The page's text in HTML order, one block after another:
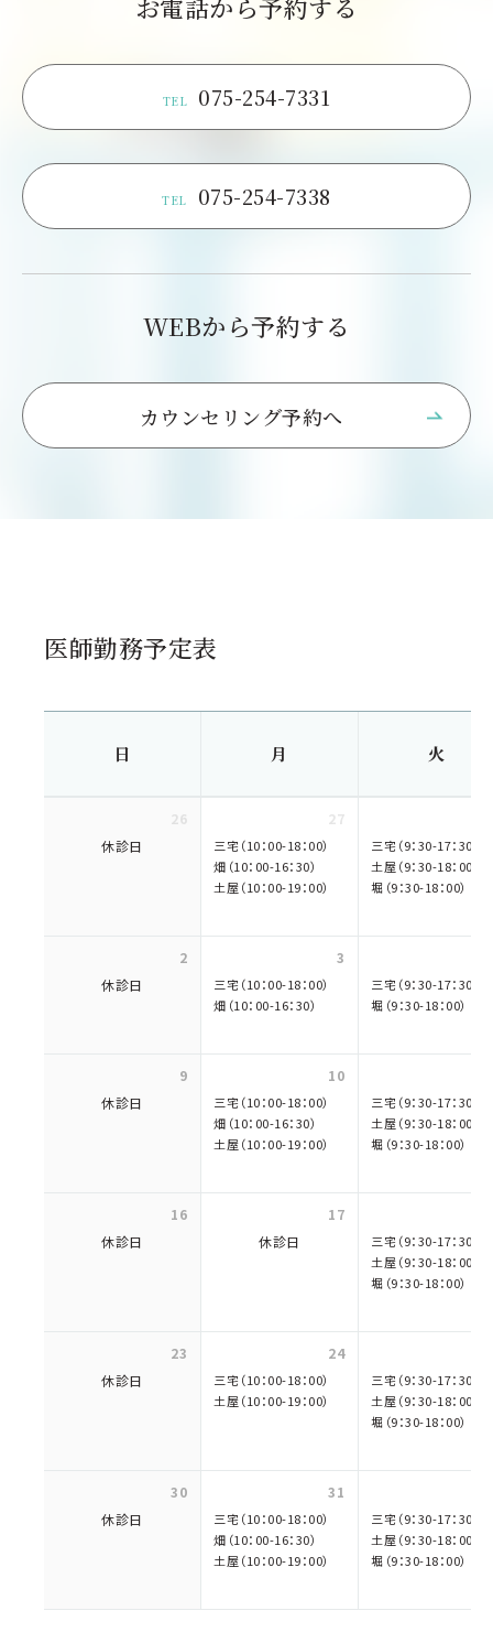
お電話から予約する
TEL 075-254-7331
TEL 075-254-7338
WEBから予約する
カウンセリング予約へ
医師勤務予定表
日 月 火
26
休診日
27
三宅（10：00-18：00）
畑（10：00-16：30）
土屋（10：00-19：00）
三宅（9：30-17：30）
土屋（9：30-18：00）
堀（9：30-18：00）
2
休診日
3
三宅（10：00-18：00）
畑（10：00-16：30）
三宅（9：30-17：30）
堀（9：30-18：00）
9
休診日
10
三宅（10：00-18：00）
畑（10：00-16：30）
土屋（10：00-19：00）
三宅（9：30-17：30）
土屋（9：30-18：00）
堀（9：30-18：00）
16
休診日
17
休診日
三宅（9：30-17：30）
土屋（9：30-18：00）
堀（9：30-18：00）
23
休診日
24
三宅（10：00-18：00）
土屋（10：00-19：00）
三宅（9：30-17：30）
土屋（9：30-18：00）
堀（9：30-18：00）
30
休診日
31
三宅（10：00-18：00）
畑（10：00-16：30）
土屋（10：00-19：00）
三宅（9：30-17：30）
土屋（9：30-18：00）
堀（9：30-18：00）